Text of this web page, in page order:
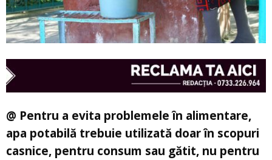
@ Pentru a evita problemele în alimentare,
apa potabilă trebuie utilizată doar în scopuri
casnice, pentru consum sau gătit, nu pentru